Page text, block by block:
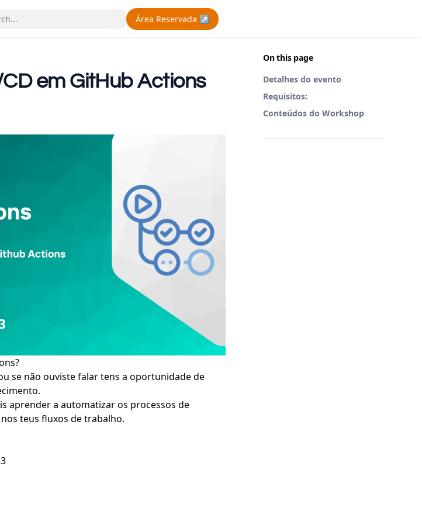
Área Reservada ↗
On this page
Detalhes do evento
Requisitos:
Conteúdos do Workshop
em GitHub Actions
se não ouviste falar tens a oportunidade de
aprender a automatizar os processos de
teus fluxos de trabalho.